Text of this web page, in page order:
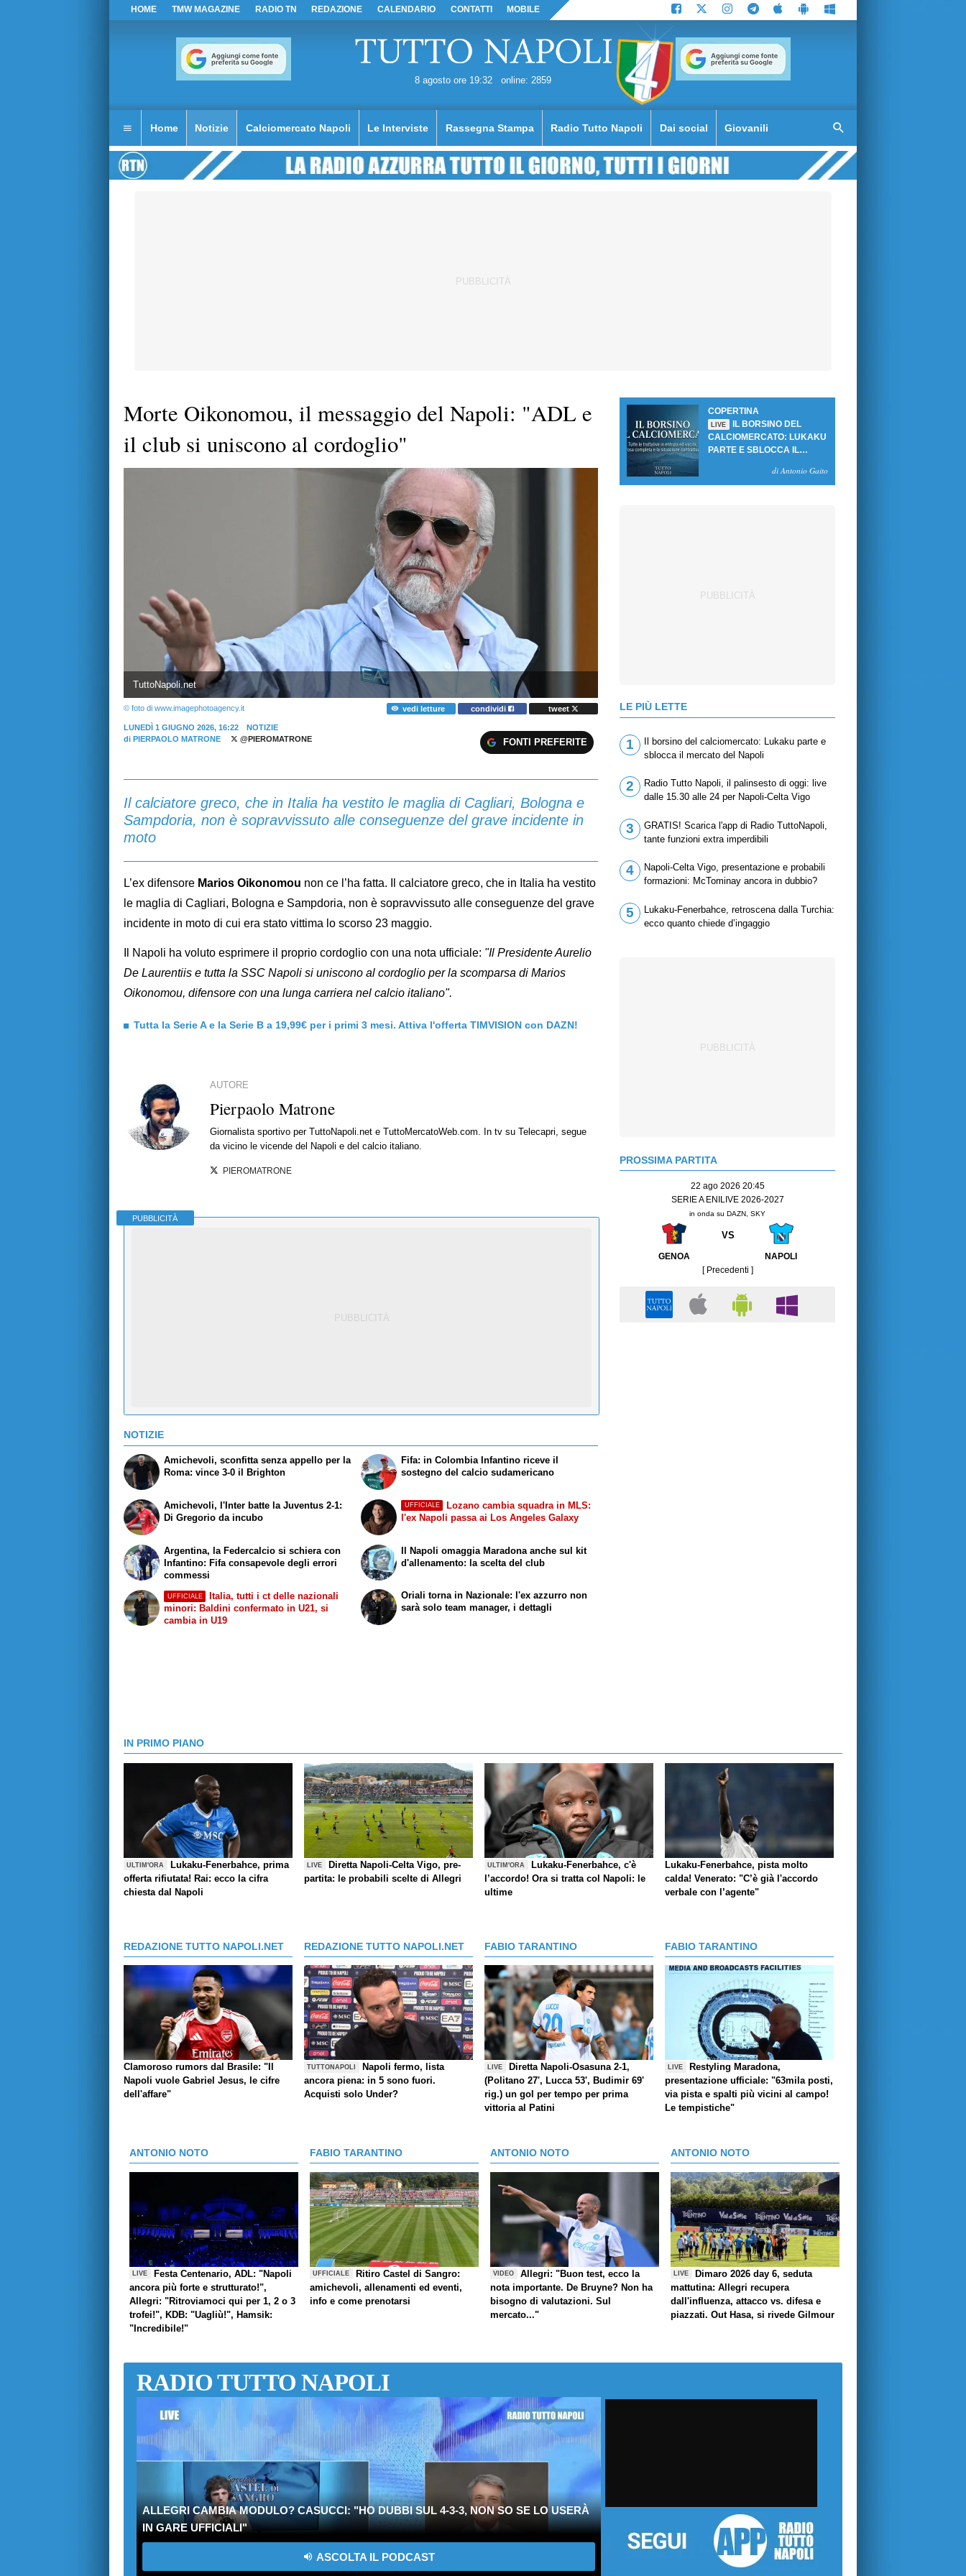
HOME TMW MAGAZINE RADIO TN REDAZIONE CALENDARIO CONTATTI MOBILE
8 agosto ore 19:32 online: 2859
Home Notizie Calciomercato Napoli Le Interviste Rassegna Stampa Radio Tutto Napoli Dai social Giovanili
Morte Oikonomou, il messaggio del Napoli: "ADL e
il club si uniscono al cordoglio"
TuttoNapoli.net
© foto di www.imagephotoagency.it vedi letture condividi tweet
LUNEDÌ 1 GIUGNO 2026, 16:22
NOTIZIE
di PIERPAOLO MATRONE @PIEROMATRONE FONTI PREFERITE
Il calciatore greco, che in Italia ha vestito le maglia di Cagliari, Bologna e
Sampdoria, non è sopravvissuto alle conseguenze del grave incidente in
moto
L’ex difensore Marios Oikonomou non ce l’ha fatta. Il calciatore greco, che in Italia ha vestito
le maglia di Cagliari, Bologna e Sampdoria, non è sopravvissuto alle conseguenze del grave
incidente in moto di cui era stato vittima lo scorso 23 maggio.
Il Napoli ha voluto esprimere il proprio cordoglio con una nota ufficiale: "Il Presidente Aurelio
De Laurentiis e tutta la SSC Napoli si uniscono al cordoglio per la scomparsa di Marios
Oikonomou, difensore con una lunga carriera nel calcio italiano".
Tutta la Serie A e la Serie B a 19,99€ per i primi 3 mesi. Attiva l'offerta TIMVISION con DAZN!
AUTORE
Pierpaolo Matrone
Giornalista sportivo per TuttoNapoli.net e TuttoMercatoWeb.com. In tv su Telecapri, segue
da vicino le vicende del Napoli e del calcio italiano.
PIEROMATRONE
PUBBLICITÀ
NOTIZIE
Amichevoli, sconfitta senza appello per la
Roma: vince 3-0 il Brighton
Amichevoli, l'Inter batte la Juventus 2-1:
Di Gregorio da incubo
Fifa: in Colombia Infantino riceve il
sostegno del calcio sudamericano
UFFICIALE
Lozano cambia squadra in MLS:
l'ex Napoli passa ai Los Angeles Galaxy
Argentina, la Federcalcio si schiera con
Infantino: Fifa consapevole degli errori
commessi
UFFICIALE
Italia, tutti i ct delle nazionali
minori: Baldini confermato in U21, si
cambia in U19
Il Napoli omaggia Maradona anche sul kit
d'allenamento: la scelta del club
Oriali torna in Nazionale: l'ex azzurro non
sarà solo team manager, i dettagli
COPERTINA
LIVE
IL BORSINO DEL
CALCIOMERCATO: LUKAKU
PARTE E SBLOCCA IL
di Antonio Gaito
LE PIÙ LETTE
1
Il borsino del calciomercato: Lukaku parte e
sblocca il mercato del Napoli
2
Radio Tutto Napoli, il palinsesto di oggi: live
dalle 15.30 alle 24 per Napoli-Celta Vigo
3
GRATIS! Scarica l'app di Radio TuttoNapoli,
tante funzioni extra imperdibili
4
Napoli-Celta Vigo, presentazione e probabili
formazioni: McTominay ancora in dubbio?
5
Lukaku-Fenerbahce, retroscena dalla Turchia:
ecco quanto chiede d’ingaggio
PROSSIMA PARTITA
22 ago 2026 20:45
SERIE A ENILIVE 2026-2027
in onda su DAZN, SKY
VS
GENOA
NAPOLI
[ Precedenti ]
IN PRIMO PIANO
ULTIM'ORA
Lukaku-Fenerbahce, prima
offerta rifiutata! Rai: ecco la cifra
chiesta dal Napoli
LIVE
Diretta Napoli-Celta Vigo, pre-
partita: le probabili scelte di Allegri
ULTIM'ORA
Lukaku-Fenerbahce, c'è
l’accordo! Ora si tratta col Napoli: le
ultime
Lukaku-Fenerbahce, pista molto
calda! Venerato: "C’è già l'accordo
verbale con l’agente"
REDAZIONE TUTTO NAPOLI.NET
Clamoroso rumors dal Brasile: "Il
Napoli vuole Gabriel Jesus, le cifre
dell'affare"
REDAZIONE TUTTO NAPOLI.NET
TUTTONAPOLI
Napoli fermo, lista
ancora piena: in 5 sono fuori.
Acquisti solo Under?
FABIO TARANTINO
LIVE
Diretta Napoli-Osasuna 2-1,
(Politano 27', Lucca 53', Budimir 69'
rig.) un gol per tempo per prima
vittoria al Patini
FABIO TARANTINO
LIVE
Restyling Maradona,
presentazione ufficiale: "63mila posti,
via pista e spalti più vicini al campo!
Le tempistiche"
ANTONIO NOTO
LIVE
Festa Centenario, ADL: "Napoli
ancora più forte e strutturato!",
Allegri: "Ritroviamoci qui per 1, 2 o 3
trofei!", KDB: "Uagliù!", Hamsik:
"Incredibile!"
FABIO TARANTINO
UFFICIALE
Ritiro Castel di Sangro:
amichevoli, allenamenti ed eventi,
info e come prenotarsi
ANTONIO NOTO
VIDEO
Allegri: "Buon test, ecco la
nota importante. De Bruyne? Non ha
bisogno di valutazioni. Sul
mercato..."
ANTONIO NOTO
LIVE
Dimaro 2026 day 6, seduta
mattutina: Allegri recupera
dall'influenza, attacco vs. difesa e
piazzati. Out Hasa, si rivede Gilmour
RADIO TUTTO NAPOLI
ALLEGRI CAMBIA MODULO? CASUCCI: "HO DUBBI SUL 4-3-3, NON SO SE LO USERÀ
IN GARE UFFICIALI"
ASCOLTA IL PODCAST